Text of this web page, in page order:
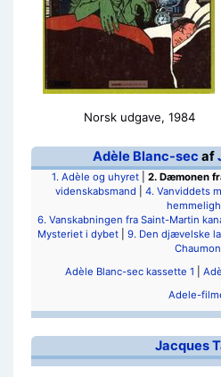
Norsk udgave, 1984
Adèle Blanc-sec af
1. Adèle og uhyret 2. Dæmonen
videnskabsmand
4. Vanviddets
6. Vanskabningen fra Saint-Martin
Mysteriet i dybet| 9. Den djævelske
Adèle Blanc-sec kassette 1
Adele-
Jacques